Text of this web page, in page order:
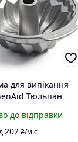
для випікання
Тюльпан
до відправки
202 ₴/міс